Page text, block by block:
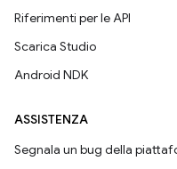
Riferimenti per le API
Scarica Studio
Android NDK
ASSISTENZA
Segnala un bug della